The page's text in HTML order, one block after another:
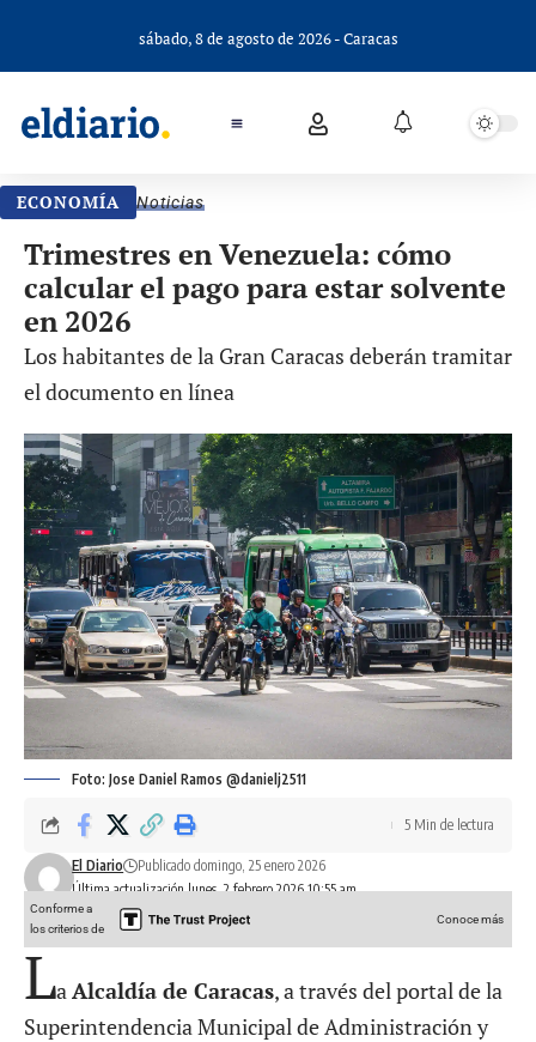
sábado, 8 de agosto de 2026 - Caracas
ECONOMÍA Noticias
Trimestres en Venezuela: cómo
calcular el pago para estar solvente
en 2026
Los habitantes de la Gran Caracas deberán tramitar
el documento en línea
Foto: Jose Daniel Ramos @danielj2511
Última actualización lunes, 2 febrero 2026 10:55 am
El Diario Publicado domingo, 25 enero 2026
5 Min de lectura
Conforme a
los criterios de
Conoce más
La Alcaldía de Caracas, a través del portal de la
Superintendencia Municipal de Administración y